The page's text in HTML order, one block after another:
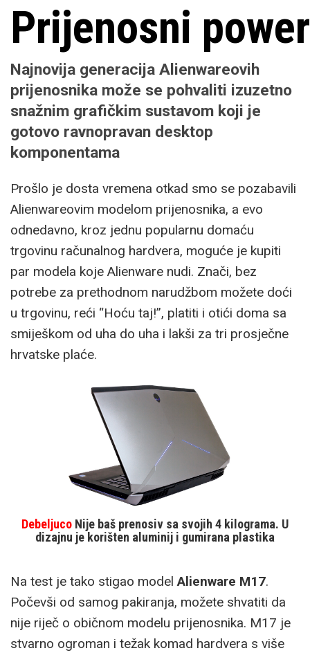
Prijenosni
Najnovija generacija Alienwareovih
prijenosnika može se pohvaliti izuzetno
snažnim grafičkim sustavom koji je
gotovo ravnopravan desktop
komponentama
Prošlo je dosta vremena otkad smo se pozabavili
Alienwareovim modelom prijenosnika, a evo
odnedavno, kroz jednu popularnu domaću
trgovinu računalnog hardvera, moguće je kupiti
par modela koje Alienware nudi. Znači, bez
potrebe za prethodnom narudžbom možete doći
u trgovinu, reći “Hoću taj!”, platiti i otići doma sa
smiješkom od uha do uha i lakši za tri prosječne
hrvatske plaće.
Debeljuco Nije baš prenosiv sa svojih 4 kilograma. U
dizajnu je korišten aluminij i gumirana plastika
Na test je tako stigao modelAlienware M17.
Počevši od samog pakiranja, možete shvatiti da
nije riječ o običnom modelu prijenosnika. M17 je
stvarno ogroman i težak komad hardvera s više